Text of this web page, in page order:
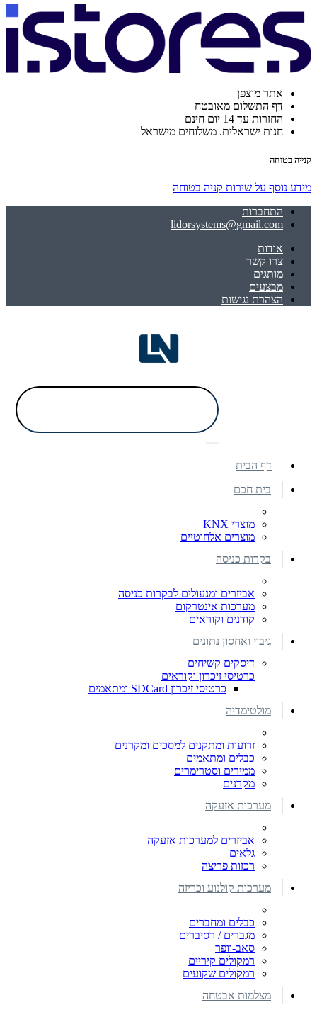
אתר מוצפן
דף התשלום מאובטח
החזרות עד 14 יום חינם
חנות ישראלית. משלוחים מישראל
קנייה בטוחה
מידע נוסף על שירות קניה בטוחה
התחברות
lidorsystems@gmail.com
אודות
צרו קשר
מותגים
מבצעים
הצהרת נגישות
דף הבית
בית חכם
מוצרי KNX
מוצרים אלחוטיים
בקרות כניסה
אביזרים ומנעולים לבקרות כניסה
מערכות אינטרקום
קודנים וקוראים
גיבוי ואחסון נתונים
דיסקים קשיחים
כרטיסי זיכרון וקוראים
כרטיסי זיכרון SDCard ומתאמים
מולטימדיה
זרועות ומתקנים למסכים ומקרנים
כבלים ומתאמים
ממירים וסטרימרים
מקרנים
מערכות אזעקה
אביזרים למערכות אזעקה
גלאים
רכזות פריצה
מערכות קולנוע וכריזה
כבלים ומחברים
מגברים / רסיברים
סאב-וופר
רמקולים קיריים
רמקולים שקועים
מצלמות אבטחה